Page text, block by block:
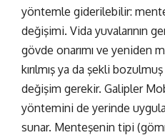
yöntemle giderilebilir:
değişimi. Vida yuvalarının
gövde onarımı ve yeniden
kırılmış ya da şekli
değişim gerekir. Galipler
yöntemini de yerinde
sunar. Menteşenin tipi